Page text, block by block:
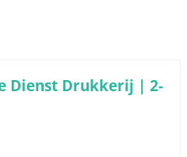
Dienst Drukkerij | 2-